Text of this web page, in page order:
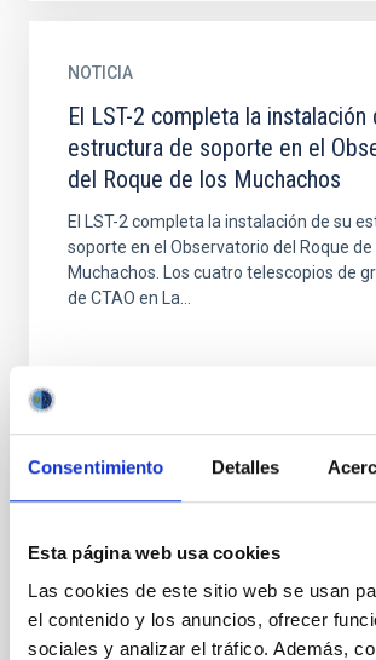
Consentimiento Detalles
Esta página web usa cookies
Las cookies de este sitio web se usan
el contenido y los anuncios, ofrecer
sociales y analizar el tráfico. Además,
NOTICIA
El LST-2 completa la instalación
estructura de soporte en el
del Roque de los Muchachos
El LST-2 completa la instalación de su
soporte en el Observatorio del Roque de
Muchachos. Los cuatro telescopios de
de CTAO en La...
El Observatorio del Roque de los
Muchachos acoge el proyecto
Estelar", una fusión de ciencia,
tradición